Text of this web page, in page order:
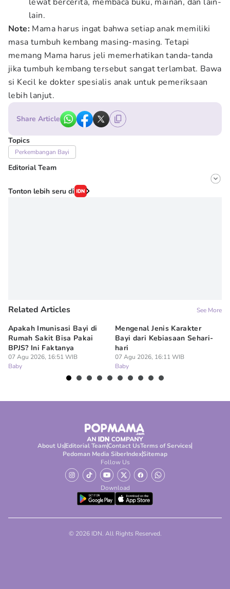
lain.
Note: Mama harus ingat bahwa setiap anak memiliki
masa tumbuh kembang masing-masing. Tetapi
memang Mama harus jeli memerhatikan tanda-tanda
jika tumbuh kembang tersebut sangat terlambat. Bawa
si Kecil ke dokter spesialis anak untuk pemeriksaan
lebih lanjut.
Share Article
Topics
Perkembangan Bayi
Editorial Team
Editor
Tonton lebih seru di
Related Articles See More
Apakah Imunisasi Bayi di
Rumah Sakit Bisa Pakai
BPJS? Ini Faktanya
07 Agu 2026, 16:51 WIB
Baby
Mengenal Jenis Karakter
Bayi dari Kebiasaan Sehari-
hari
07 Agu 2026, 16:11 WIB
Baby
About UsEditorial TeamContact UsTerms of Services
Pedoman Media SiberIndexSitemap
Follow Us
Download
© 2026 IDN. All Rights Reserved.